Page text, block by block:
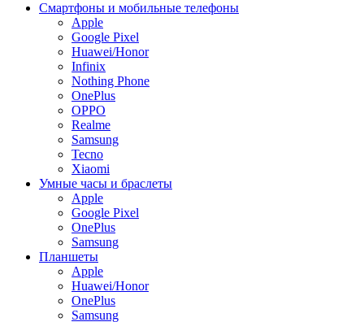
Смартфоны и мобильные телефоны
Apple
Google Pixel
Huawei/Honor
Infinix
Nothing Phone
OnePlus
OPPO
Realme
Samsung
Tecno
Xiaomi
Умные часы и браслеты
Apple
Google Pixel
OnePlus
Samsung
Планшеты
Apple
Huawei/Honor
OnePlus
Samsung